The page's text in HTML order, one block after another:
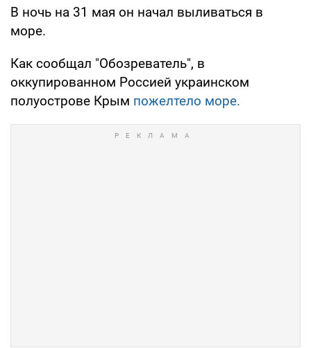
В ночь на 31 мая он начал выливаться в
море.
Как сообщал "Обозреватель", в
оккупированном Россией украинском
полуострове Крым пожелтело море.